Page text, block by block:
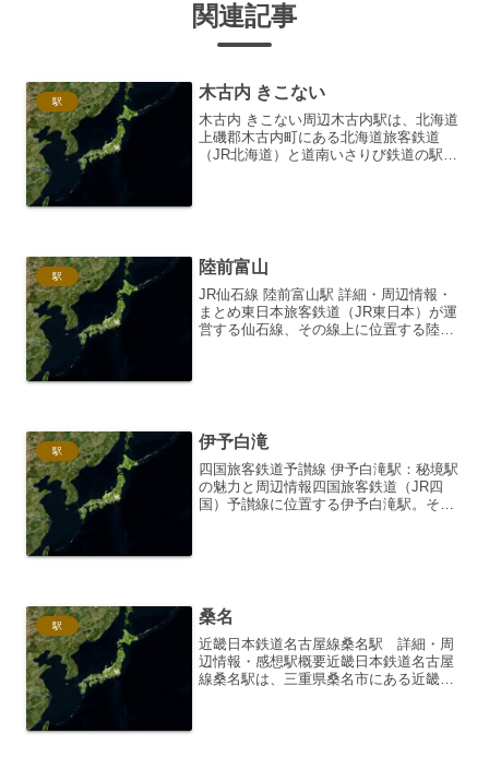
関連記事
駅 木古内 きこない
木古内 きこない周辺木古内駅は、北海道
上磯郡木古内町にある北海道旅客鉄道
（JR北海道）と道南いさりび鉄道の駅で
駅 陸前富山
JR仙石線 陸前富山駅 詳細・周辺情報・
まとめ東日本旅客鉄道（JR東日本）が運
営する仙石線、その線上に位置する陸前
駅 伊予白滝
四国旅客鉄道予讃線 伊予白滝駅：秘境駅
の魅力と周辺情報四国旅客鉄道（JR四
国）予讃線に位置する伊予白滝駅。その
駅 桑名
近畿日本鉄道名古屋線桑名駅 詳細・周
辺情報・感想駅概要近畿日本鉄道名古屋
線桑名駅は、三重県桑名市にある近畿日